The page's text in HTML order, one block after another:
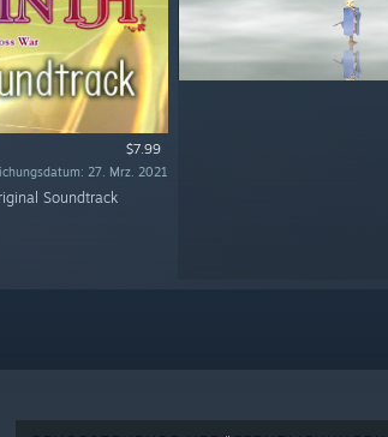
$7.99
27. Mrz. 2021
Soundtrack